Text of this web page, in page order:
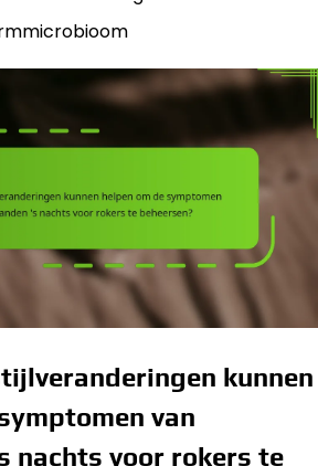
kunnen
van
nachts voor rokers te